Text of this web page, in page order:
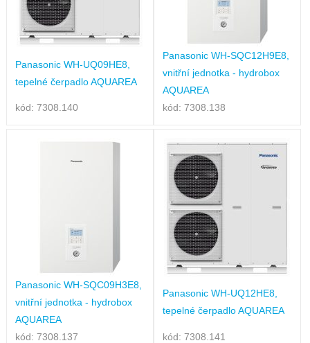
Panasonic WH-UQ09HE8,
tepelné čerpadlo AQUAREA
kód: 7308.140
Panasonic WH-SQC12H9E8,
vnitřní jednotka - hydrobox
AQUAREA
kód: 7308.138
Panasonic WH-SQC09H3E8,
vnitřní jednotka - hydrobox
AQUAREA
kód: 7308.137
Panasonic WH-UQ12HE8,
tepelné čerpadlo AQUAREA
kód: 7308.141